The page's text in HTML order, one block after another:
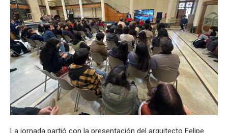
La jornada partió con la presentación del arquitecto Felipe